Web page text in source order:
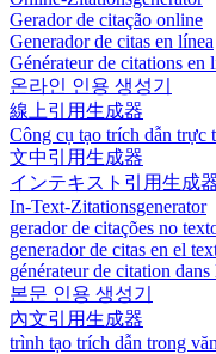
Gerador de citação online
Generador de citas en línea
Générateur de citations en
온라인 인용 생성기
線上引用生成器
Công cụ tạo trích dẫn trực
文中引用生成器
インテキスト引用生成
In-Text-Zitationsgenerator
gerador de citações no
generador de citas en el
générateur de citation dans
본문 인용 생성기
內文引用生成器
trình tạo trích dẫn trong